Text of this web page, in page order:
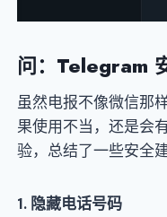
问：Telegram
虽然电报不像微信那
果使用不当，还是会
验，总结了一些安全建
1. 隐藏电话号码